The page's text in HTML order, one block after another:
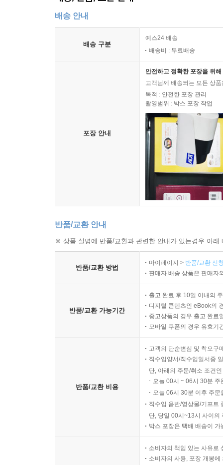
배송 안내
배송 구분
예스24 배송
배송비 : 무료배송
포장 안내
안전하고 정확한 포장을 위
고객님께 배송되는 모든 상
목적 : 안전한 포장 관리
촬영범위 : 박스 포장 작업
반품/교환 안내
※ 상품 설명에 반품/교환과 관련한 안내가 있는경우 아
반품/교환 방법
마이페이지 > 반품/교환 신
판매자 배송 상품은 판매자
반품/교환 가능기간
출고 완료 후 10일 이내의
디지털 콘텐츠인 eBook의
중고상품의 경우 출고 완료
모바일 쿠폰의 경우 유효기
반품/교환 비용
고객의 단순변심 및 착오구
직수입양서/직수입일서중
단, 아래의 주문/취소 조건
오늘 00시 ~ 06시 30분
오늘 06시 30분 이후 주
직수입 음반/영상물/기프트
단, 당일 00시~13시 사이의
박스 포장은 택배 배송이
소비자의 책임 있는 사유로
소비자의 사용, 포장 개봉